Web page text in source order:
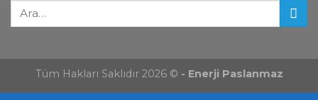
Tüm Hakları Saklıdır 2026 © - Enerji Paslanmaz